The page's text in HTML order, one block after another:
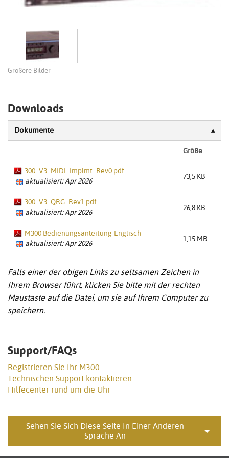
Größere Bilder
Downloads
Dokumente
Größe
300_V3_MIDI_Implmt_Rev0.pdf
aktualisiert: Apr 2026
73,5 KB
300_V3_QRG_Rev1.pdf
aktualisiert: Apr 2026
26,8 KB
M300 Bedienungsanleitung-Englisch
aktualisiert: Apr 2026
1,15 MB
Falls einer der obigen Links zu seltsamen Zeichen in
Ihrem Browser führt, klicken Sie bitte mit der rechten
Maustaste auf die Datei, um sie auf Ihrem Computer zu
speichern.
Support/FAQs
Registrieren Sie Ihr M300
Technischen Support kontaktieren
Hilfecenter rund um die Uhr
Sehen Sie Sich Diese Seite In Einer Anderen
Sprache An